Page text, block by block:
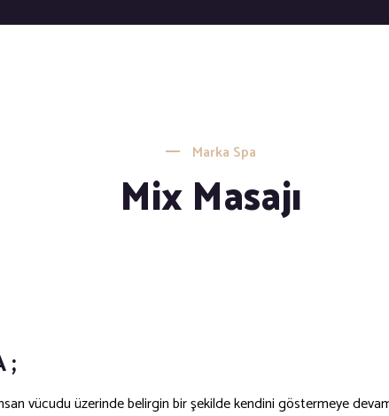
Marka Spa
Mix Masajı
;
vücudu üzerinde belirgin bir şekilde kendini göstermeye